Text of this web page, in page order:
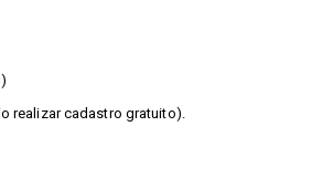
realizar cadastro gratuito).